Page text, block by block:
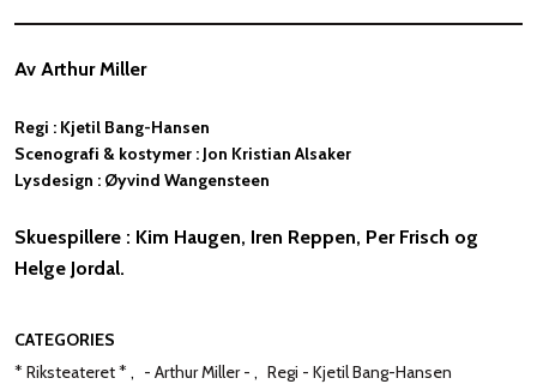
Av Arthur Miller
Regi : Kjetil Bang-Hansen
Scenografi & kostymer : Jon Kristian Alsaker
Lysdesign : Øyvind Wangensteen
Skuespillere : Kim Haugen, Iren Reppen, Per Frisch og
Helge Jordal.
CATEGORIES
* Riksteateret *
- Arthur Miller - Regi - Kjetil Bang-Hansen